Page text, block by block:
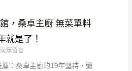
，桑卓主廚 無菜單料
是了！
無留言
：桑卓主廚的19年堅持，邁